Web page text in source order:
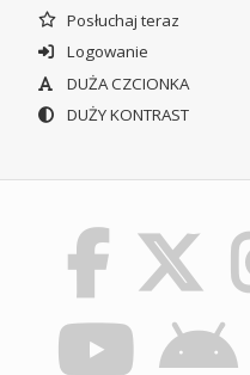
Posłuchaj teraz
Logowanie
DUŻA CZCIONKA
DUŻY KONTRAST